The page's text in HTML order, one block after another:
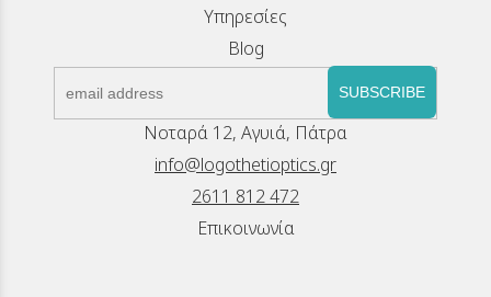
Υπηρεσίες
Blog
SUBSCRIBE
Νοταρά 12, Αγυιά, Πάτρα
info@logothetioptics.gr
2611 812 472
Επικοινωνία